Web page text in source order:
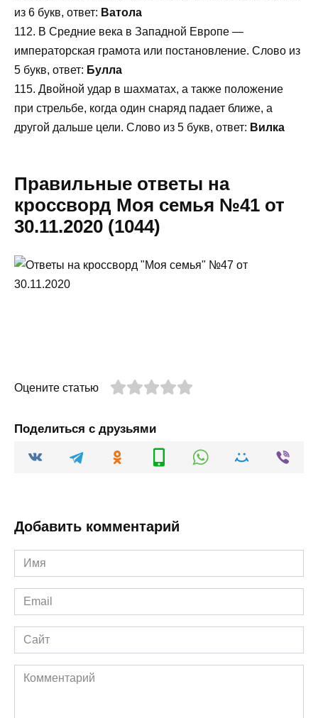
из 6 букв, ответ: Ватола
112. В Средние века в Западной Европе —
императорская грамота или постановление. Слово из
5 букв, ответ: Булла
115. Двойной удар в шахматах, а также положение
при стрельбе, когда один снаряд падает ближе, а
другой дальше цели. Слово из 5 букв, ответ: Вилка
Правильные ответы на
кроссворд Моя семья №41 от
30.11.2020 (1044)
Оцените статью
Поделиться с друзьями
Добавить комментарий
Имя
*
Email
*
Сайт
Комментарий